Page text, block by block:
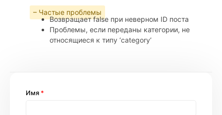
– Частые проблемы
Возвращает false при неверном ID поста
Проблемы, если переданы категории, не
относящиеся к типу ‘category’
Имя *